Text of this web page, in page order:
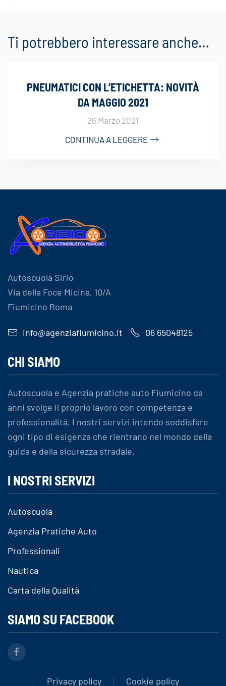
Ti potrebbero interessare anche…
PNEUMATICI CON L’ETICHETTA: NOVITÀ
DA MAGGIO 2021
26 Marzo 2021
CONTINUA A LEGGERE
Autoscuola Sirio
Via della Foce Micina, 10/A
Fiumicino Roma
info@agenziafiumicino.it 06 65048125
CHI SIAMO
Autoscuola e Agenzia pratiche auto Fiumicino da
anni svolge il proprio lavoro con competenza e
professionalità. I nostri servizi intendo soddisfare
ogni tipo di esigenza che rientrano nel mondo della
guida e della sicurezza stradale.
I NOSTRI SERVIZI
Autoscuola
Agenzia Pratiche Auto
Professionali
Nautica
Carta della Qualità
SIAMO SU FACEBOOK
Privacy policy Cookie policy